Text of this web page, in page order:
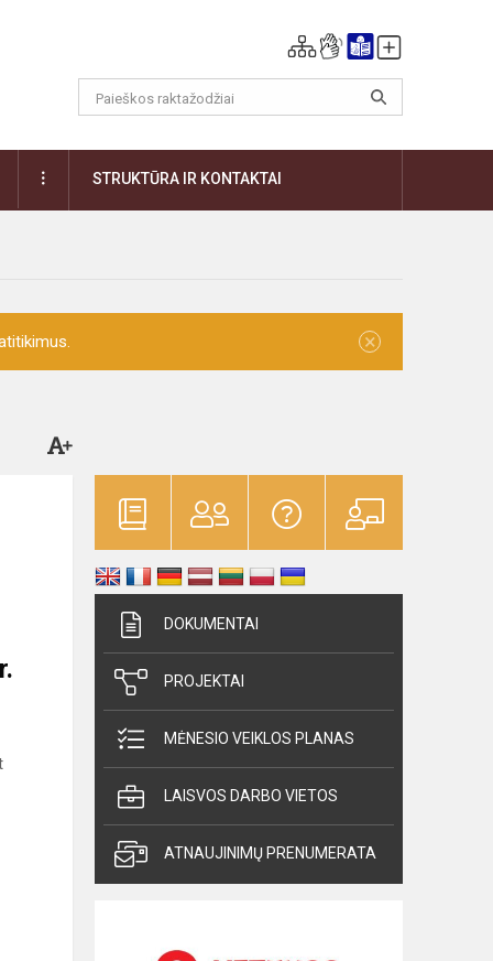
DAUGIAUSTRUKTŪRA IR KONTAKTAI
×
DOKUMENTAI
PROJEKTAI
MĖNESIO VEIKLOS PLANAS
LAISVOS DARBO VIETOS
ATNAUJINIMŲ PRENUMERATA